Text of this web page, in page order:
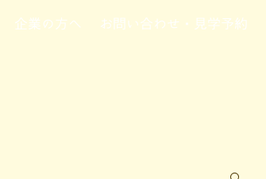
企業の方へ お問い合わせ・見学予約